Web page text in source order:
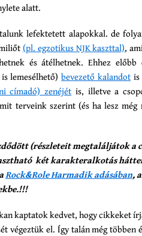
alatt.
lefektetett alapokkal. de
(pl. egzotikus NJK kaszttal),
és átélhetnek. Ehhez előbb
is lemesélhető)bevezető kalandotis
címadó) zenéjét is, illetve a
terveink szerint (és ha lesz még
(részleteit megtaláljátok a
két karakteralkotás
Rock&Role Harmadik adásában,
kaptatok kedvet, hogy cikkeket
végeztük el. Így talán még többen